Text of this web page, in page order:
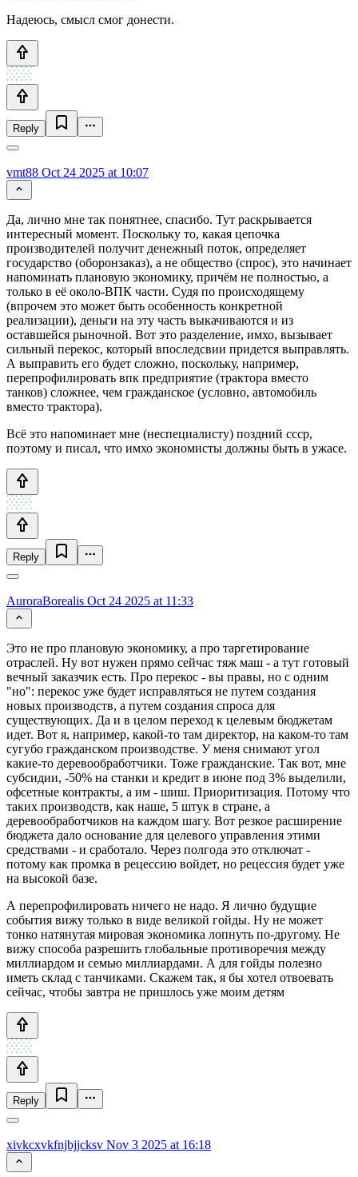
Надеюсь, смысл смог донести.
Reply
vmt88 Oct 24 2025 at 10:07
Да, лично мне так понятнее, спасибо. Тут раскрывается
интересный момент. Поскольку то, какая цепочка
производителей получит денежный поток, определяет
государство (оборонзаказ), а не общество (спрос), это начинает
напоминать плановую экономику, причём не полностью, а
только в её около-ВПК части. Судя по происходящему
(впрочем это может быть особенность конкретной
реализации), деньги на эту часть выкачиваются и из
оставшейся рыночной. Вот это разделение, имхо, вызывает
сильный перекос, который впоследсвии придется выправлять.
А выправить его будет сложно, поскольку, например,
перепрофилировать впк предприятие (трактора вместо
танков) сложнее, чем гражданское (условно, автомобиль
вместо трактора).
Всё это напоминает мне (неспециалисту) поздний ссср,
поэтому и писал, что имхо экономисты должны быть в ужасе.
Reply
AuroraBorealis Oct 24 2025 at 11:33
Это не про плановую экономику, а про таргетирование
отраслей. Ну вот нужен прямо сейчас тяж маш - а тут готовый
вечный заказчик есть. Про перекос - вы правы, но с одним
"но": перекос уже будет исправляться не путем создания
новых производств, а путем создания спроса для
существующих. Да и в целом переход к целевым бюджетам
идет. Вот я, например, какой-то там директор, на каком-то там
сугубо гражданском производстве. У меня снимают угол
какие-то деревообработчики. Тоже гражданские. Так вот, мне
субсидии, -50% на станки и кредит в июне под 3% выделили,
офсетные контракты, а им - шиш. Приоритизация. Потому что
таких производств, как наше, 5 штук в стране, а
деревообработчиков на каждом шагу. Вот резкое расширение
бюджета дало основание для целевого управления этими
средствами - и сработало. Через полгода это отключат -
потому как промка в рецессию войдет, но рецессия будет уже
на высокой базе.
А перепрофилировать ничего не надо. Я лично будущие
события вижу только в виде великой гойды. Ну не может
тонко натянутая мировая экономика лопнуть по-другому. Не
вижу способа разрешить глобальные противоречия между
миллиардом и семью миллиардами. А для гойды полезно
иметь склад с танчиками. Скажем так, я бы хотел отвоевать
сейчас, чтобы завтра не пришлось уже моим детям
Reply
xivkcxvkfnjbjjcksv Nov 3 2025 at 16:18